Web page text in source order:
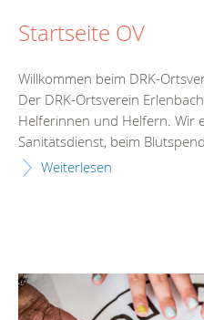
Startseite OV
Willkommen beim DRK-
Der DRK-Ortsverein
Helferinnen und Helfern. Wir
Sanitätsdienst, beim
Weiterlesen